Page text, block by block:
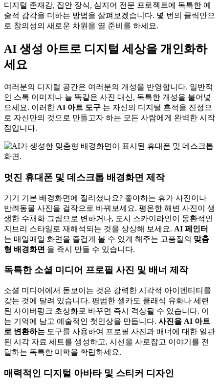
디지털 존재감, 집안 장식, 심지어 전문 프로젝트에 독특한 예
술적 감각을 더하는 방법을 살펴보겠습니다. 몇 번의 클릭만으
로 창의성의 새로운 차원을 열 준비를 하세요.
AI 생성 아트로 디지털 세상을 개인화하
세요
여러분의 디지털 공간은 여러분의 개성을 반영합니다. 일반적
인 스톡 이미지나 늘 똑같은 사진 대신, 독특한 개성을 불어넣
으세요. 이러한 AI 아트 도구 는 자신의 디지털 흔적을 진정으
로 자신만의 것으로 만들고자 하는 모든 사람에게 완벽한 시작
점입니다.
멋진 휴대폰 및 데스크톱 배경화면 제작
기기 기본 배경화면에 질리셨나요? 좋아하는 휴가 사진이나
반려동물 사진을 걸작으로 바꿔보세요. 평온한 해변 사진이 생
생한 수채화 그림으로 변하거나, 도시 스카이라인이 몽환적인
지브리 스타일로 재해석되는 것을 상상해 보세요. AI 페인터
는 매일매일 화면을 즐겁게 볼 수 있게 해주는 고품질의 맞춤
형 배경화면 을 즉시 만들 수 있습니다.
독특한 소셜 미디어 프로필 사진 및 배너 제작
소셜 미디어에서 돋보이는 것은 강력한 시각적 아이덴티티를
갖는 것에 달려 있습니다. 평범한 셀카도 클래식 유화나 세련
된 사이버펑크 초상화로 바꾸면 즉시 격상될 수 있습니다. 이
는 기억에 남고 예술적인 첫인상을 만듭니다. 사진을 AI 아트
로 변환하는 도구를 사용하여 프로필 사진과 배너에 대한 일관
된 시각 자료 세트를 생성하고, 시선을 사로잡고 이야기를 전
달하는 독특한 미학을 확립하세요.
매력적인 디지털 아바타 및 스티커 디자인